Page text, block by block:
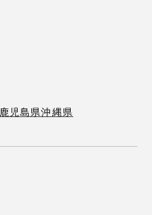
鹿児島県沖縄県